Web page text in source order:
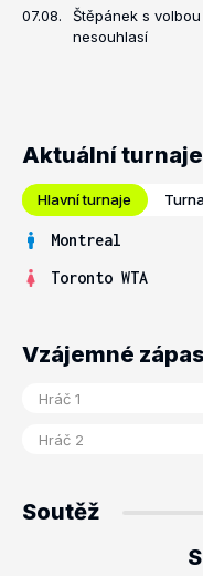
07.08.
Štěpánek s
nesouhlasí
Aktuální turnaje
Hlavní turnaje
Montreal
Toronto WTA
Vzájemné
Soutěž